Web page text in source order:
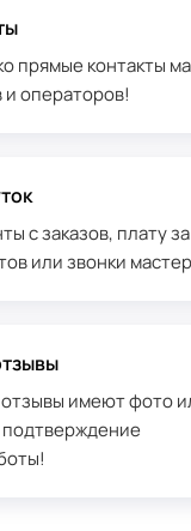
прямые контакты
операторов!
с заказов, плату за
или звонки
отзывы имеют фото